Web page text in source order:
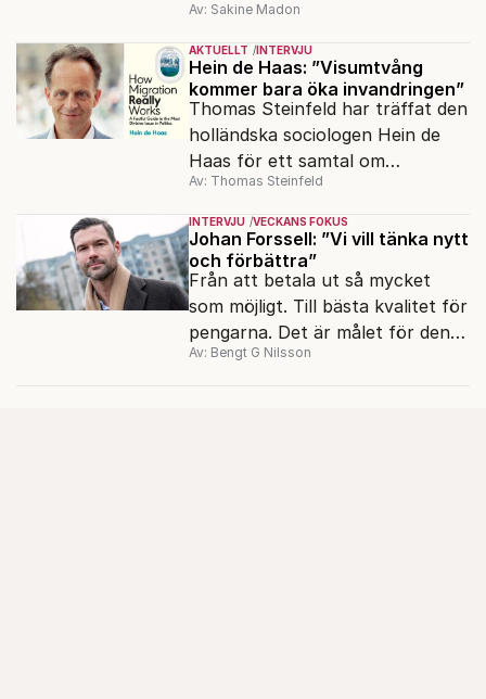
Av: Sakine Madon
AKTUELLT INTERVJU
Hein de Haas: ”Visumtvång
kommer bara öka invandringen”
Thomas Steinfeld har träffat den
holländska sociologen Hein de
Haas för ett samtal om
migrationens myter.
Av: Thomas Steinfeld
INTERVJU VECKANS FOKUS
Johan Forssell: ”Vi vill tänka nytt
och förbättra”
Från att betala ut så mycket
som möjligt. Till bästa kvalitet för
pengarna. Det är målet för den
nya biståndspolitiken, enligt
Av: Bengt G Nilsson